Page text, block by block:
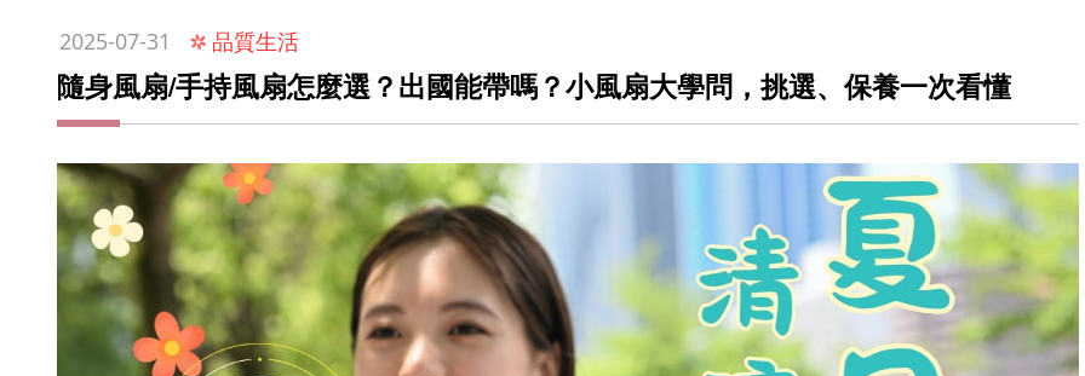
2025-07-31 品質生活
隨身風扇/手持風扇怎麼選？出國能帶嗎？小風扇大學問，挑選、保養一次看懂